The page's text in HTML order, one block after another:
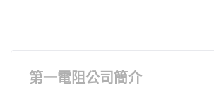
第一電阻公司簡介